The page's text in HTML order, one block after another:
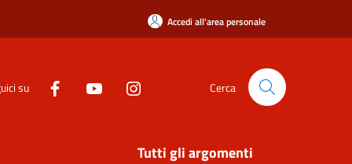
Accedi all'area personale
su Cerca
Tutti gli argomenti